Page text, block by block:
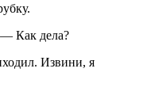
Как дела?
Извини, я